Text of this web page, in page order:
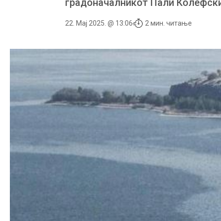
градоначалникот Пали
22. Мај 2025. @ 13:06 2 мин. читање